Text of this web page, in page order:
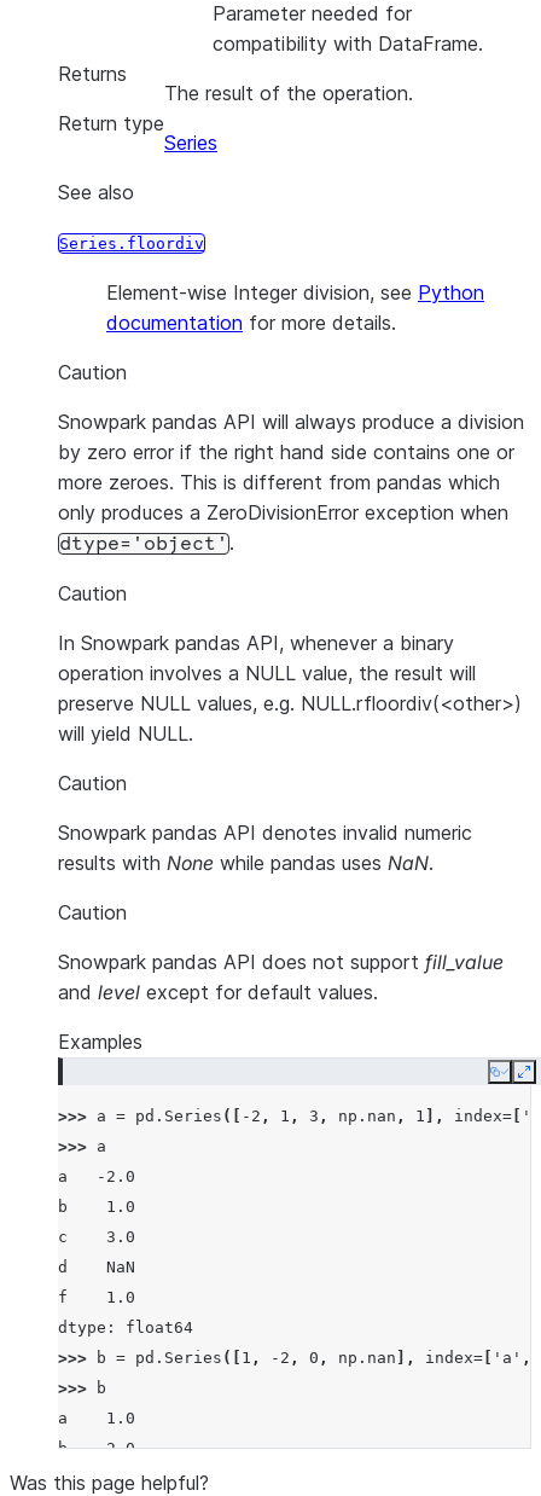
Parameter needed for
compatibility with DataFrame.
Returns
The result of the operation.
Return type
Series
See also
Series.floordiv
Element-wise Integer division, see Python
documentation for more details.
Caution
Snowpark pandas API will always produce a division
by zero error if the right hand side contains one or
more zeroes. This is different from pandas which
only produces a ZeroDivisionError exception when
dtype='object'.
Caution
In Snowpark pandas API, whenever a binary
operation involves a NULL value, the result will
preserve NULL values, e.g. NULL.rfloordiv(<other>)
will yield NULL.
Caution
Snowpark pandas API denotes invalid numeric
results with None while pandas uses NaN.
Caution
Snowpark pandas API does not support fill_value
and level except for default values.
Examples
Copy
>>> a = pd . Series ([ - 2 , 1 , 3 , np . nan , 1 ], index=
>>> a
a   -2.0
b    1.0
c    3.0
d    NaN
f    1.0
dtype: float64
>>>
b = pd . Series ([ 1 , - 2 , 0 , np . nan ], index= 'a' ,
>>>
b
a    1.0
b   -2.0
c    0.0
Was this page helpful?